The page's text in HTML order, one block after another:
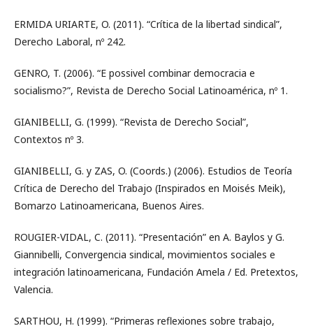
ERMIDA URIARTE, O. (2011). “Crítica de la libertad sindical”,
Derecho Laboral, nº 242.
GENRO, T. (2006). “E possivel combinar democracia e
socialismo?”, Revista de Derecho Social Latinoamérica, nº 1.
GIANIBELLI, G. (1999). “Revista de Derecho Social”,
Contextos nº 3.
GIANIBELLI, G. y ZAS, O. (Coords.) (2006). Estudios de Teoría
Crítica de Derecho del Trabajo (Inspirados en Moisés Meik),
Bomarzo Latinoamericana, Buenos Aires.
ROUGIER-VIDAL, C. (2011). “Presentación” en A. Baylos y G.
Giannibelli, Convergencia sindical, movimientos sociales e
integración latinoamericana, Fundación Amela / Ed. Pretextos,
Valencia.
SARTHOU, H. (1999). “Primeras reflexiones sobre trabajo,